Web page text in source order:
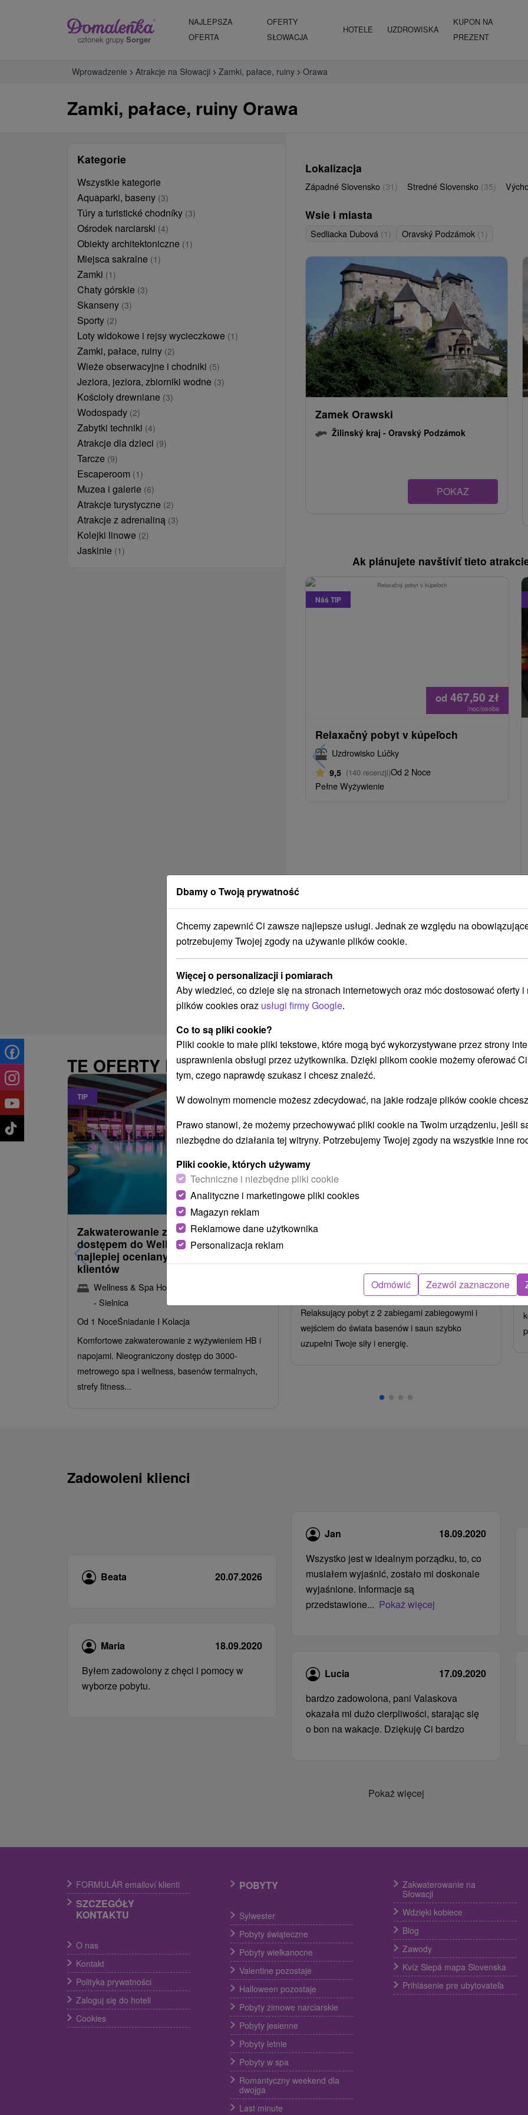
członek grupy Sorger
NAJLEPSZA
OFERTA
OFERTY
SŁOWACJA
HOTELE UZDROWISKA
KUPON NA
PREZENT
Wprowadzenie Atrakcje na Słowacji Zamki, pałace, ruiny Orawa
Zamki, pałace, ruiny Orawa
Kategorie
Wszystkie kategorie
Aquaparki, baseny (3)
Túry a turistické chodníky (3)
Ośrodek narciarski (4)
Obiekty architektoniczne (1)
Miejsca sakralne (1)
Zamki (1)
Chaty górskie (3)
Skanseny (3)
Sporty (2)
Loty widokowe i rejsy wycieczkowe (1)
Zamki, pałace, ruiny (2)
Wieże obserwacyjne i chodniki (5)
Jeziora, jeziora, zbiorniki wodne (3)
Kościoły drewniane (3)
Wodospady (2)
Zabytki techniki (4)
Atrakcje dla dzieci (9)
Tarcze (9)
Escaperoom (1)
Muzea i galerie (6)
Atrakcje turystyczne (2)
Atrakcje z adrenaliną (3)
Kolejki linowe (2)
Jaskinie (1)
Lokalizacja
Západné Slovensko (31) Stredné Slovensko (35)
Wsie i miasta
Sedliacka Dubová (1) Oravský Podzámok (1)
Zamek Orawski
Žilinský kraj - Oravský Podzámok
POKAZ
Ak plánujete navštíviť tieto
Náš TIP
od 467,50 zł
/noc/osoba
Relaxačný pobyt v kúpeľoch
Uzdrowisko Lúčky
9,5 (140 recenzji)Od 2 Noce
Pełne Wyżywienie
TE OFERTY MOGĄ PAŃSTWO BYĆ TAKŻE
TIP
od485,22zł
Zakwaterowanie z obiadokolacją i
dostępem do Wellness i Spa: Jeden z
najlepiej ocenianych hoteli przez
klientów
Wellness & Spa Hotel Kaskady
- Sielnica
Od 1 NoceŚniadanie I Kolacja
Komfortowe zakwaterowanie z wyżywieniem HB i
napojami. Nieograniczony dostęp do 3000-
metrowego spa i wellness, basenów termalnych,
strefy fitness...
Intensywny pobyt MINI RELAX:
★★★Trenczańskie Teplice
Śniadanie I Kolacja
Relaksujący pobyt z 2 zabiegami zabiegowymi i
wejściem do świata basenów i saun szybko
uzupełni Twoje siły i energię.
Zadowoleni klienci
Beata 20.07.2026
Maria
18.09.2020
Byłem zadowolony z chęci i pomocy w
wyborze pobytu.
Jan
18.09.2020
Wszystko jest w idealnym porządku, to, co
musiałem wyjaśnić, zostało mi doskonale
wyjaśnione. Informacje są
przedstawione... Pokaż więcej
Lucia
17.09.2020
bardzo zadowolona, ​​pani Valaskova
okazała mi dużo cierpliwości, starając się
o bon na wakacje. Dziękuję Ci bardzo
Pokaż więcej
FORMULÁR emailoví klienti
SZCZEGÓŁY
KONTAKTU
O nas
Kontakt
Polityka prywatności
Zaloguj się do hoteli
Cookies
POBYTY
Sylwester
Pobyty świąteczne
Pobyty wielkanocne
Valentine pozostaje
Halloween pozostaje
Pobyty zimowe narciarskie
Pobyty jesienne
Pobyty letnie
Pobyty w spa
Romantyczny weekend dla
dwojga
Last minute
Zakwaterowanie na
Słowacji
Wdzięki kobiece
Blog
Zawody
Kvíz Slepá mapa Slovenska
Prihlásenie pre ubytovateľa
Dbamy o Twoją prywatność
Chcemy zapewnić Ci zawsze najlepsze usługi. Jednak ze względu na
potrzebujemy Twojej zgody na używanie plików cookie.
Więcej o personalizacji i pomiarach
Aby wiedzieć, co dzieje się na stronach internetowych oraz móc dostosować oferty i
plików cookies oraz usługi firmy Google.
Co to są pliki cookie?
Pliki cookie to małe pliki tekstowe, które mogą być wykorzystywane przez strony
usprawnienia obsługi przez użytkownika. Dzięki plikom cookie możemy oferować
tym, czego naprawdę szukasz i chcesz znaleźć.
W dowolnym momencie możesz zdecydować, na jakie rodzaje plików cookie
Prawo stanowi, że możemy przechowywać pliki cookie na Twoim urządzeniu, jeśli
niezbędne do działania tej witryny. Potrzebujemy Twojej zgody na wszystkie inne
Pliki cookie, których używamy
Techniczne i niezbędne pliki cookie
Analityczne i marketingowe pliki cookies
Magazyn reklam
Reklamowe dane użytkownika
Personalizacja reklam
Odmówić Zezwól zaznaczone